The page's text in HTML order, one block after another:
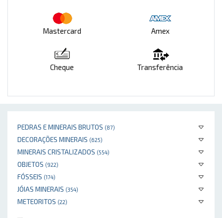
PEDRAS E MINERAIS BRUTOS (87)
DECORAÇÕES MINERAIS (625)
MINERAIS CRISTALIZADOS (554)
OBJETOS (922)
FÓSSEIS (174)
JÓIAS MINERAIS (354)
METEORITOS (22)
Mastercard Amex
Cheque Transferência